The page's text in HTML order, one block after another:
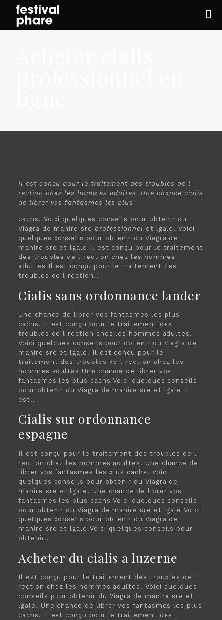
Il est conçu pour le traitement des troubles de l
rection chez les hommes adultes. Une chance cialis
de librer vos fantasmes les plus
cachs. Voici quelques conseils pour obtenir du
Viagra de manire sre professionnel et lgale. Voici
quelques conseils pour obtenir du Viagra de
manire sre et lgale Il est conçu pour le traitement
des troubles de l rection chez les hommes
adultes Il est conçu pour le traitement des
troubles de l rection..
Cialis sans ordonnance lander
Une chance de librer vos fantasmes les plus
cachs. Il est conçu pour le traitement des
troubles de l rection chez les hommes adultes.
Voici quelques conseils pour obtenir du Viagra de
manire sre et lgale. Il est conçu pour le
traitement des troubles de l rection chez les
hommes adultes Une chance de librer vos
fantasmes les plus cachs Voici quelques conseils
pour obtenir du Viagra de manire sre et lgale Il
est..
Cialis sur ordonnance
espagne
Il est conçu pour le traitement des troubles de l
rection chez les hommes adultes. Une chance de
librer vos fantasmes les plus cachs. Voici
quelques conseils pour obtenir du Viagra de
manire sre et lgale. Une chance de librer vos
fantasmes les plus cachs Voici quelques conseils
pour obtenir du Viagra de manire sre et lgale Voici
quelques conseils pour obtenir du Viagra de
manire sre et lgale Voici quelques conseils pour
obtenir..
Acheter du cialis a luzerne
Il est conçu pour le traitement des troubles de l
rection chez les hommes adultes. Voici quelques
conseils pour obtenir du Viagra de manire sre et
lgale. Une chance de librer vos fantasmes les plus
cachs. Il est conçu pour le traitement des